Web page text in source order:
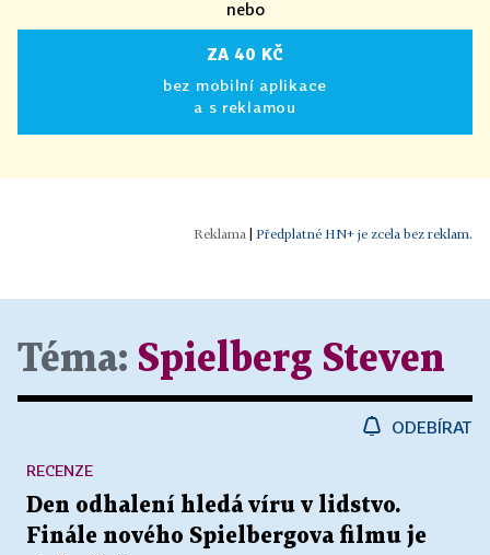
nebo
ZA 40 KČ
bez mobilní aplikace
a s reklamou
Předplatné HN+ je zcela bez reklam.
Téma: Spielberg Steven
ODEBÍRAT
Den odhalení hledá víru v lidstvo.
Finále nového Spielbergova filmu je
RECENZE